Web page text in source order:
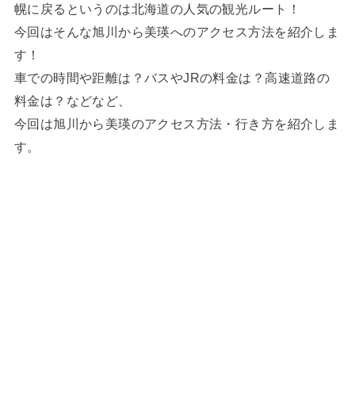
幌に戻るというのは北海道の人気の観光ルート！
今回はそんな旭川から美瑛へのアクセス方法を紹介しま
す！
車での時間や距離は？バスやJRの料金は？高速道路の
料金は？などなど、
今回は旭川から美瑛のアクセス方法・行き方を紹介しま
す。